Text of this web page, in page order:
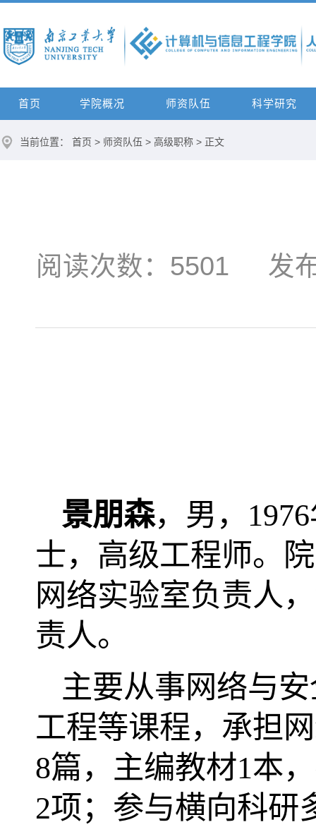
首页 学院概况 师资队伍 科学研究
当前位置： 首页 > 师资队伍 > 高级职称 > 正文
阅读次数： 5501 发布
景朋森，男， 1976
士，高级工程师。
网络实验室负责人
责人。
主要从事网络与
工程等课程，承担
8篇，主编教材1本
2项；参与横向科研